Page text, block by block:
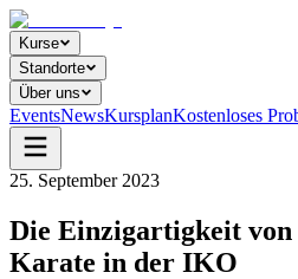
Kurse
Standorte
Über uns
EventsNewsKursplanKostenloses
25. September 2023
Die Einzigartigkeit
Karate in der IKO